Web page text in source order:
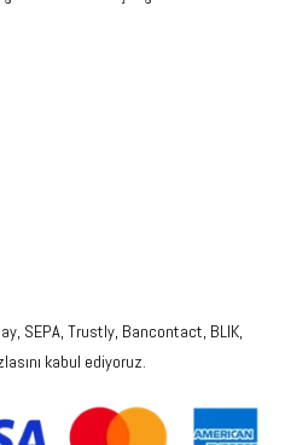
SEPA, Trustly, Bancontact, BLIK,
kabul ediyoruz.